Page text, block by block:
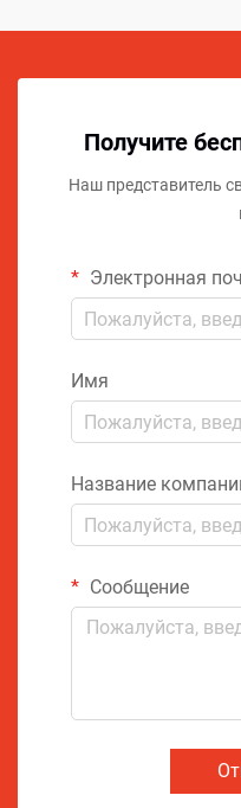
Получите
Наш представитель
Электронная
Имя
Название
Сообщение